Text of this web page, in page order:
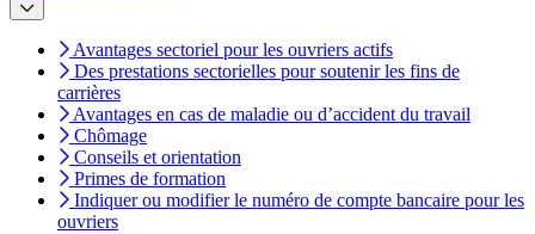
Avantages sectoriel pour les ouvriers actifs
Des prestations sectorielles pour soutenir les fins de
carrières
Avantages en cas de maladie ou d’accident du travail
Chômage
Conseils et orientation
Primes de formation
Indiquer ou modifier le numéro de compte bancaire pour les
ouvriers